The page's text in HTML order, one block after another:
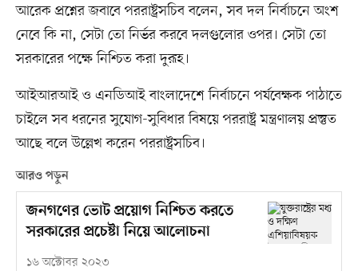
আরেক প্রশ্নের জবাবে পররাষ্ট্রসচিব বলেন, সব দল নির্বাচনে অংশ
নেবে কি না, সেটা তো নির্ভর করবে দলগুলোর ওপর। সেটা তো
সরকারের পক্ষে নিশ্চিত করা দুরূহ।
আইআরআই ও এনডিআই বাংলাদেশে নির্বাচনে পর্যবেক্ষক পাঠাতে
চাইলে সব ধরনের সুযোগ-সুবিধার বিষয়ে পররাষ্ট্র মন্ত্রণালয় প্রস্তুত
আছে বলে উল্লেখ করেন পররাষ্ট্রসচিব।
আরও পড়ুন
জনগণের ভোট প্রয়োগ নিশ্চিত করতে
সরকারের প্রচেষ্টা নিয়ে আলোচনা
১৬ অক্টোবর ২০২৩